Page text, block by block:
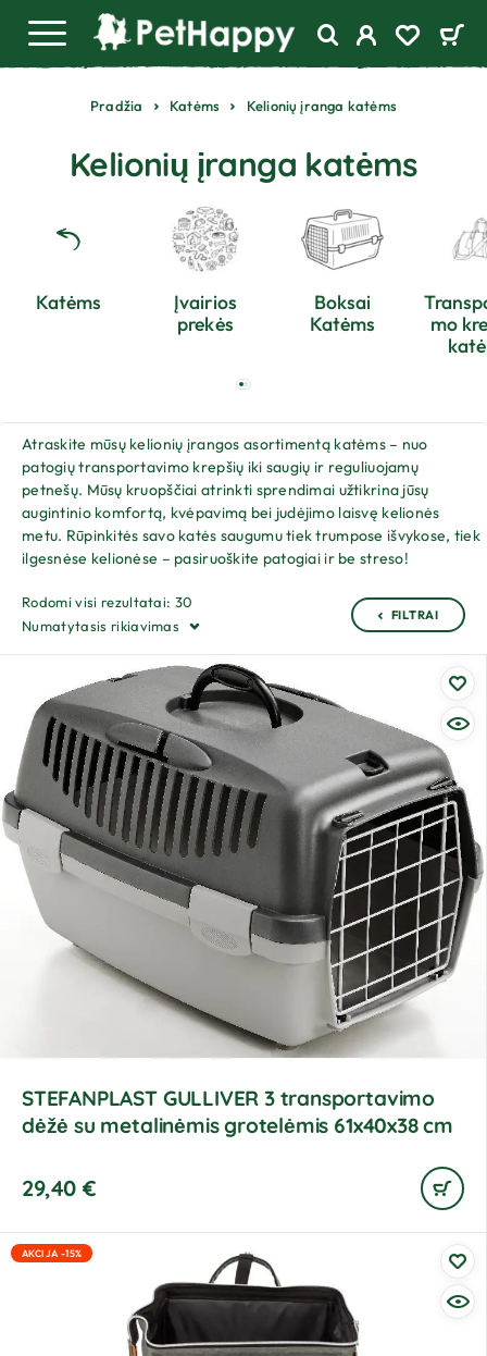
Pradžia Katėms Kelionių įranga katėms
Kelionių įranga katėms
Katėms
Įvairios
prekės
Boksai
Katėms
mo
Atraskite mūsų kelionių įrangos asortimentą katėms – nuo
patogių transportavimo krepšių iki saugių ir reguliuojamų
petnešų. Mūsų kruopščiai atrinkti sprendimai užtikrina jūsų
augintinio komfortą, kvėpavimą bei judėjimo laisvę kelionės
metu. Rūpinkitės savo katės saugumu tiek trumpose išvykose, tiek
ilgesnėse kelionėse – pasiruoškite patogiai ir be streso!
Rodomi visi rezultatai: 30
Numatytasis rikiavimas
FILTRAI
STEFANPLAST GULLIVER 3 transportavimo
dėžė su metalinėmis grotelėmis 61x40x38 cm
29,40 €
AKCIJA -15%